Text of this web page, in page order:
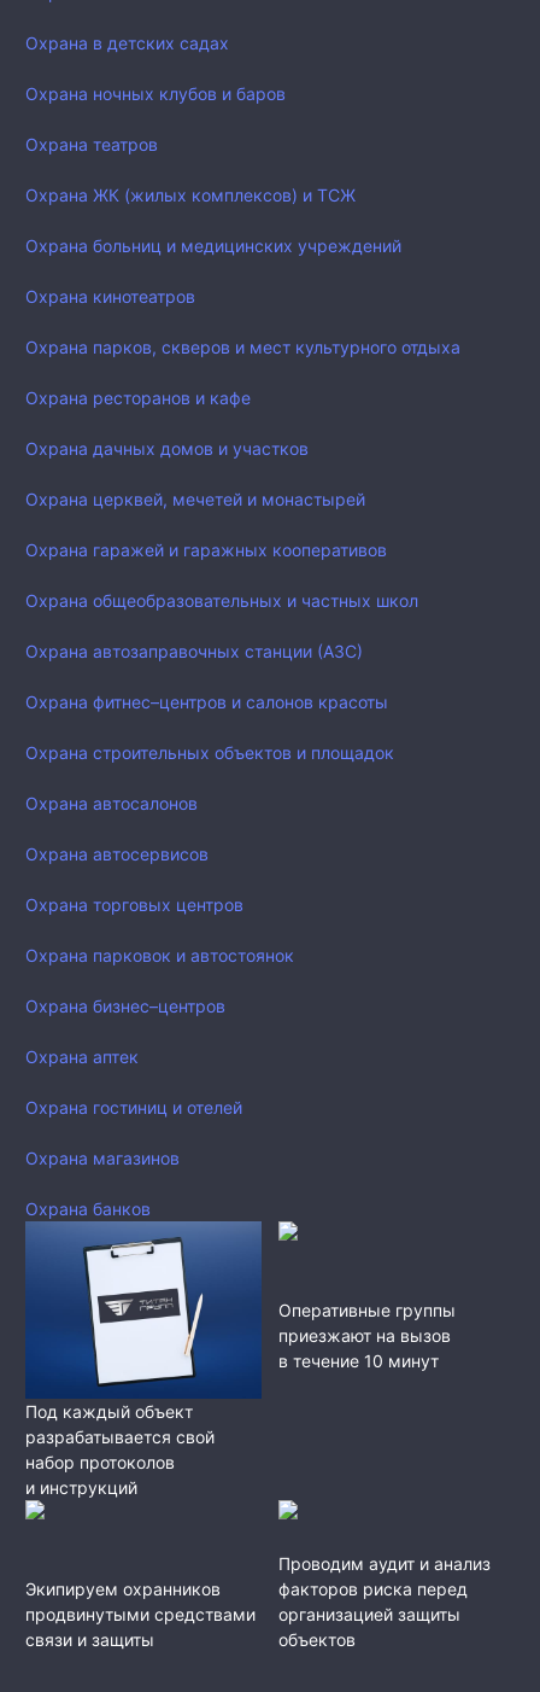
Охрана в детских садах
Охрана ночных клубов и баров
Охрана театров
Охрана ЖК (жилых комплексов) и ТСЖ
Охрана больниц и медицинских учреждений
Охрана кинотеатров
Охрана парков, скверов и мест культурного отдыха
Охрана ресторанов и кафе
Охрана дачных домов и участков
Охрана церквей, мечетей и монастырей
Охрана гаражей и гаражных кооперативов
Охрана общеобразовательных и частных школ
Охрана автозаправочных станции (АЗС)
Охрана фитнес–центров и салонов красоты
Охрана строительных объектов и площадок
Охрана автосалонов
Охрана автосервисов
Охрана торговых центров
Охрана парковок и автостоянок
Охрана бизнес–центров
Охрана аптек
Охрана гостиниц и отелей
Охрана магазинов
Охрана банков
Под каждый объект
разрабатывается свой
набор протоколов
и инструкций
Оперативные группы
приезжают на вызов
в течение 10 минут
Экипируем охранников
продвинутыми средствами
связи и защиты
Проводим аудит и анализ
факторов риска перед
организацией защиты
объектов